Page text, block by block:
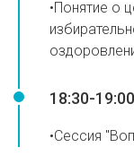
•Понятие о
18:30-
•Сессия